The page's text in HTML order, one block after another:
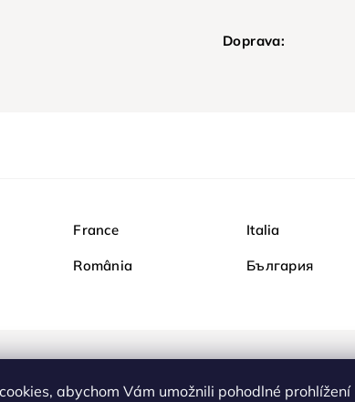
abychom Vám umožnili pohodlné prohlížení
Doprava:
France Italia
România България
Nakupujte na